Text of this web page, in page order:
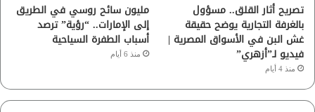
تصريح أثار القلق.. مسؤول
بالغرفة التجارية يوضح حقيقة
غش البن في الأسواق المصرية |
فيديو لـ”أزهري”
منذ 4 أيام
مليون سائح روسي في الطريق
إلى الإمارات.. “رؤية” ترصد
أسباب الطفرة السياحية
منذ 6 أيام